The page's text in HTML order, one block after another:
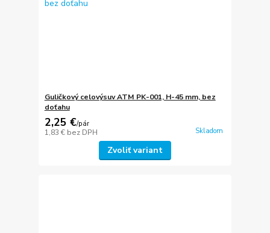
Guličkový celovýsuv ATM PK-001, H-45 mm, bez
doťahu
2,25 €/pár
1,83 € bez DPH Skladom
Zvoliť variant